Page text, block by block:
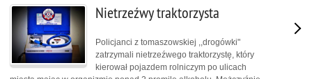
Nietrzeźwy traktorzysta
Policjanci z tomaszowskiej ,,drogówki"
zatrzymali nietrzeźwego traktorzystę, który
kierował pojazdem rolniczym po ulicach